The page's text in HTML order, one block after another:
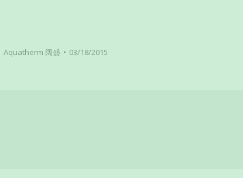
Aquatherm 阔盛 03/18/2015